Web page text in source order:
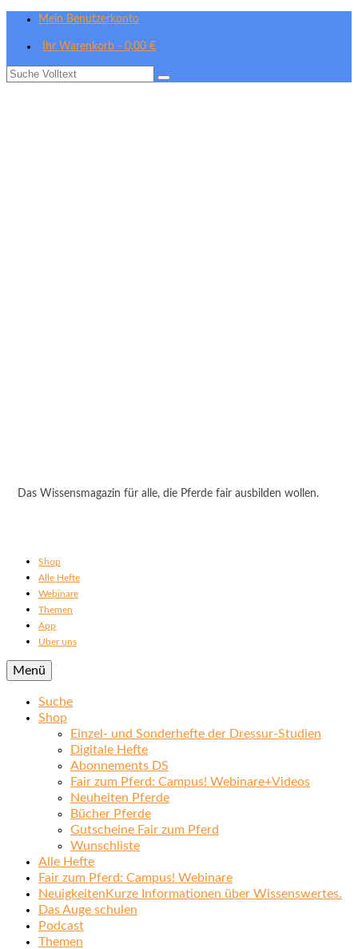
Mein Benutzerkonto
Ihr Warenkorb - 0,00 €
Suche
Das Wissensmagazin für alle, die Pferde fair ausbilden wollen.
Shop
Alle Hefte
Webinare
Themen
App
Über uns
Menü
Suche
Shop
Einzel- und Sonderhefte der Dressur-Studien
Digitale Hefte
Abonnements DS
Fair zum Pferd: Campus! Webinare+Videos
Neuheiten Pferde
Bücher Pferde
Gutscheine Fair zum Pferd
Wunschliste
Alle Hefte
Fair zum Pferd: Campus! Webinare
Neuigkeiten Kurze Informationen über Wissenswertes.
Das Auge schulen
Podcast
Themen